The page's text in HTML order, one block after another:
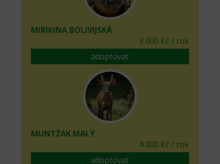
MIRIKINA BOLIVIJSKÁ
3 000 Kč / rok
adoptovat
MUNTŽAK MALÝ
4 000 Kč / rok
adoptovat